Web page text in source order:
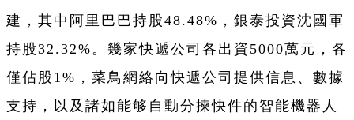
建，其中阿里巴巴持股48.48%，銀泰投資沈國軍
持股32.32%。幾家快遞公司各出資5000萬元，各
僅佔股1%，菜鳥網絡向快遞公司提供信息、數據
支持，以及諸如能够自動分揀快件的智能機器人